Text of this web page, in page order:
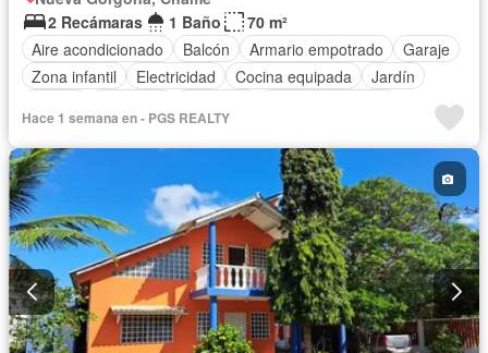
2 Recámaras
1 Baño
70 m²
Aire acondicionado
Balcón Armario empotrado
Garaje
Zona infantil
Electricidad Cocina equipada
Jardín
Seguridad
Piscina Agua
Hace 1 semana en - PGS REALTY